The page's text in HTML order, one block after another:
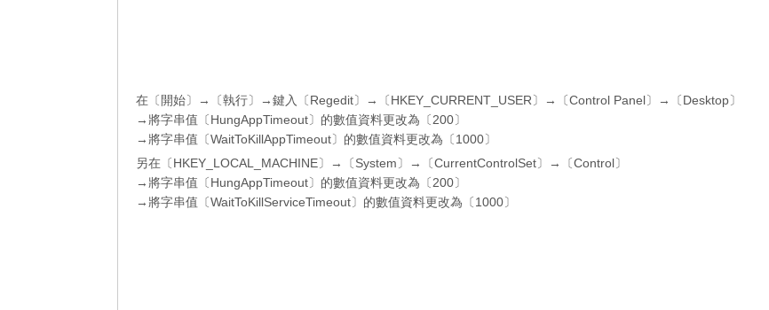
在〔開始〕→〔執行〕→鍵入〔Regedit〕→〔HKEY_CURRENT_USER〕→〔Control Panel〕→〔Desktop〕
→將字串值〔HungAppTimeout〕的數值資料更改為〔200〕
→將字串值〔WaitToKillAppTimeout〕的數值資料更改為〔1000〕
另在〔HKEY_LOCAL_MACHINE〕→〔System〕→〔CurrentControlSet〕→〔Control〕
→將字串值〔HungAppTimeout〕的數值資料更改為〔200〕
→將字串值〔WaitToKillServiceTimeout〕的數值資料更改為〔1000〕